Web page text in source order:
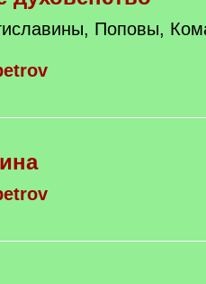
Поповы,